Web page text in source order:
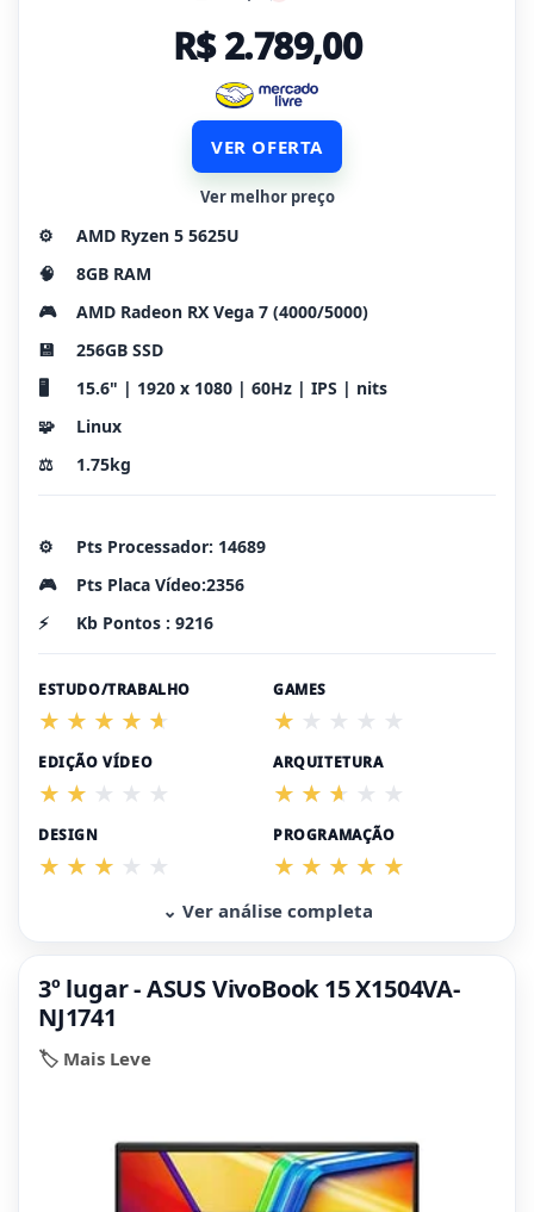
R$ 2.789,00
VER OFERTA
Ver melhor preço
⚙️
AMD Ryzen 5 5625U
🧠
8GB RAM
🎮
AMD Radeon RX Vega 7 (4000/5000)
💾
256GB SSD
🖥️
15.6" | 1920 x 1080 | 60Hz | IPS | nits
🧩
Linux
⚖️
1.75kg
⚙️
Pts Processador: 14689
🎮
Pts Placa Vídeo:2356
⚡
Kb Pontos : 9216
ESTUDO/TRABALHO GAMES
EDIÇÃO VÍDEO ARQUITETURA
DESIGN PROGRAMAÇÃO
⌄ Ver análise completa
3º lugar - ASUS VivoBook 15 X1504VA-
NJ1741
🏷️ Mais Leve